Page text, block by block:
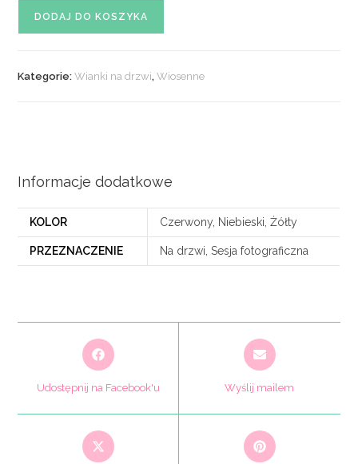
DODAJ DO KOSZYKA
Kategorie:Wianki na drzwi,Wiosenne
Informacje dodatkowe
KOLOR Czerwony, Niebieski, Żółty
PRZEZNACZENIE Na drzwi, Sesja fotograficzna
Opens
in
new
window
Udostępnij na Facebook'u
Opens
in
new
window
Wyślij mailem
Opens
in
Opens
in